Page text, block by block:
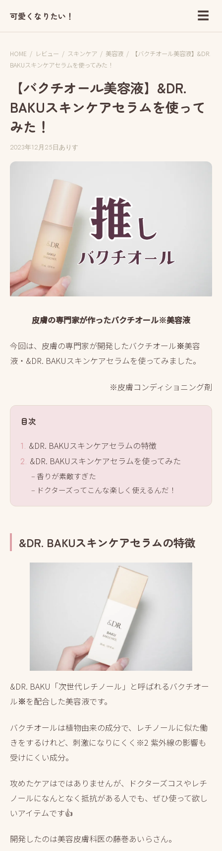
可愛くなりたい！ ☰
HOME / レビュー / スキンケア / 美容液 /
【バクチオール美容液】&DR.
BAKUスキンケアセラムを使ってみた！
【バクチオール美容液】&DR.
BAKUスキンケアセラムを使って
みた！
2023年12月25日ありす
皮膚の専門家が作ったバクチオール※美容液
今回は、皮膚の専門家が開発したバクチオール※美容
液・&DR. BAKUスキンケアセラムを使ってみました。
※皮膚コンディショニング剤
目次
&DR. BAKUスキンケアセラムの特徴
&DR. BAKUスキンケアセラムを使ってみた
香りが素敵すぎた
ドクターズってこんな楽しく使えるんだ！
&DR. BAKUスキンケアセラムの特徴
&DR. BAKU「次世代レチノール」と呼ばれるバクチオー
ル※を配合した美容液です。
バクチオールは植物由来の成分で、レチノールに似た働
きをするけれど、刺激になりにくく ※2 紫外線の影響も
受けにくい成分。
攻めたケアはではありませんが、ドクターズコスやレチ
ノールになんとなく抵抗がある人でも、ぜひ使って欲し
いアイテムです👍
開発したのは美容皮膚科医の藤巻あいらさん。